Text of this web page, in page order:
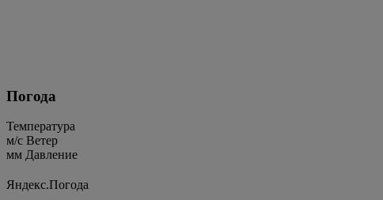
Погода
Температура
м/c Ветер
мм Давление
Яндекс.Погода